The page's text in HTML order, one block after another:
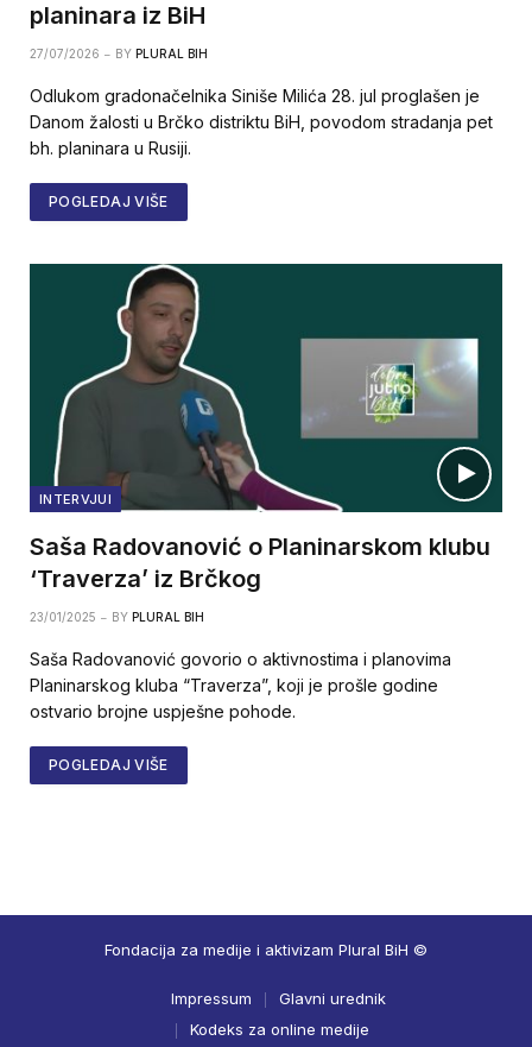
planinara iz BiH
27/07/2026 BY PLURAL BIH
Odlukom gradonačelnika Siniše Milića 28. jul proglašen je
Danom žalosti u Brčko distriktu BiH, povodom stradanja pet
bh. planinara u Rusiji.
POGLEDAJ VIŠE
INTERVJUI
Saša Radovanović o Planinarskom klubu
‘Traverza’ iz Brčkog
23/01/2025 BY PLURAL BIH
Saša Radovanović govorio o aktivnostima i planovima
Planinarskog kluba “Traverza”, koji je prošle godine
ostvario brojne uspješne pohode.
POGLEDAJ VIŠE
Fondacija za medije i aktivizam Plural BiH ©
Impressum
Glavni urednik
Kodeks za online medije